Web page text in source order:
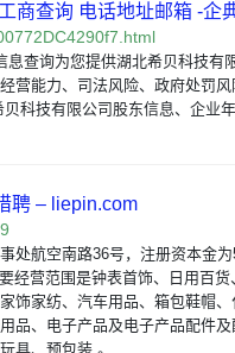
商查询 电话地址邮箱 -企
查询为您提供湖北希贝科技有
营能力、司法风险、政府处罚风
科技有限公司股东信息、企业
聘 – liepin.com
处航空南路36号，注册资本金
经营范围是钟表首饰、日用百货
饰家纺、汽车用品、箱包鞋帽、
品、电子产品及电子产品配件
具、预包装 。